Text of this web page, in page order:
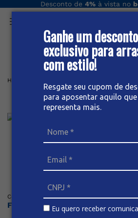
Ganhe um desconto
exclusivo para
com estilo!
Resgate seu cupom de
para aposentar aquilo
representa mais.
Eu quero receber
Desconto de 4%à vista no
O que você procura hoje?
Home
Saia Jeans Longa
Posicione o mouse sob a imagem
Código 61618 BIVIK
Faça o login ou cadastre-se para